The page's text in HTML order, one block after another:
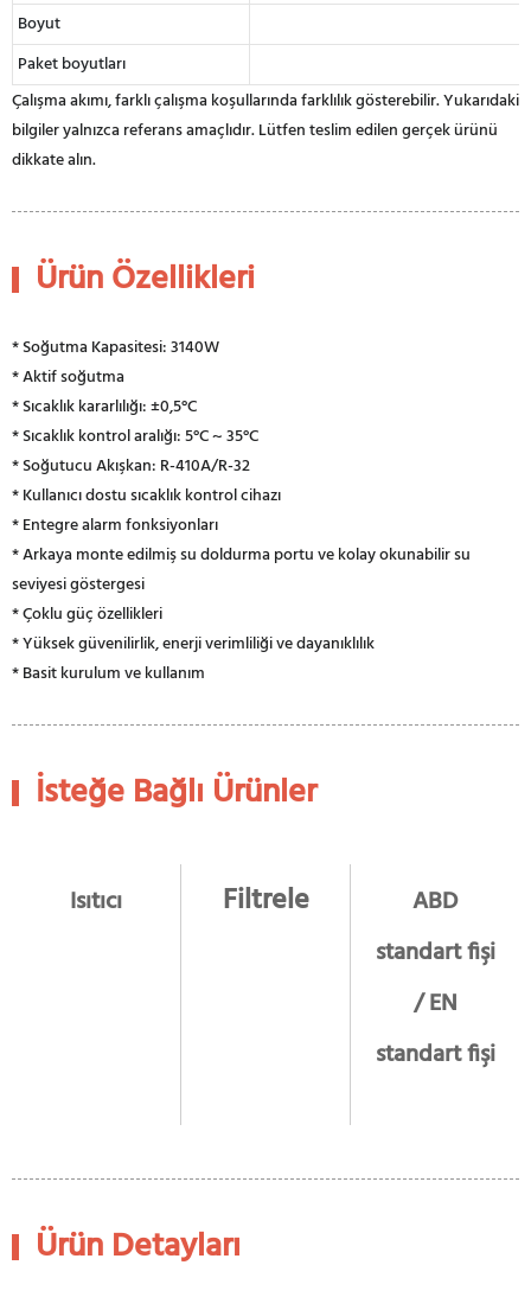
Boyut
Paket boyutları
Çalışma akımı, farklı çalışma koşullarında farklılık gösterebilir. Yukarıdaki
bilgiler yalnızca referans amaçlıdır. Lütfen teslim edilen gerçek ürünü
dikkate alın.
Ürün Özellikleri
* Soğutma Kapasitesi: 3140W
* Aktif soğutma
* Sıcaklık kararlılığı: ±0,5°C
* Sıcaklık kontrol aralığı: 5°C ~ 35°C
* Soğutucu Akışkan: R-410A/R-32
* Kullanıcı dostu sıcaklık kontrol cihazı
* Entegre alarm fonksiyonları
* Arkaya monte edilmiş su doldurma portu ve kolay okunabilir su
seviyesi göstergesi
* Çoklu güç özellikleri
* Yüksek güvenilirlik, enerji verimliliği ve dayanıklılık
* Basit kurulum ve kullanım
İsteğe Bağlı Ürünler
Isıtıcı Filtrele
ABD
standart fişi
/ EN
standart fişi
Ürün Detayları